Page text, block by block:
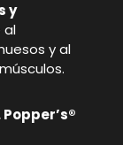
y
al
y al